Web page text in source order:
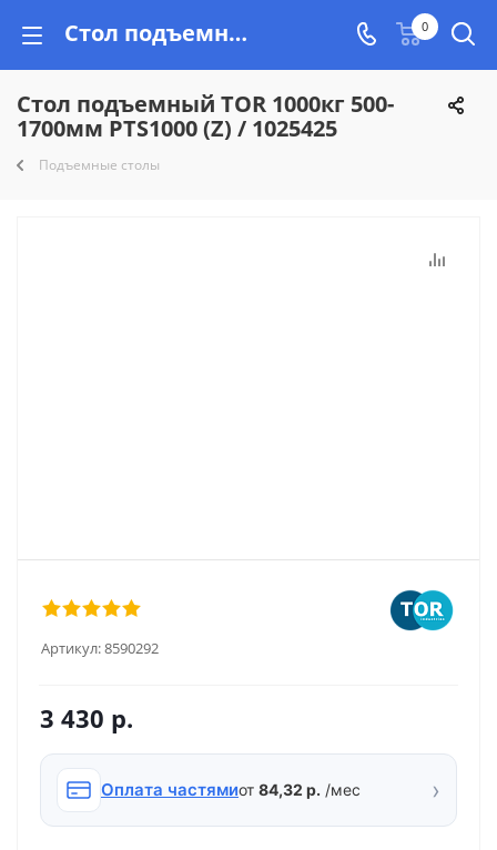
Стол подъемный TOR 1000кг 500-1700мм PTS1000 (Z) / 1025425 купить недорого на Vishop.by, рассрочка! 0
Стол подъемный TOR 1000кг 500-
1700мм PTS1000 (Z) / 1025425
Подъемные столы
Артикул:8590292
3 430 р.
Оплата частямиот 84,32 р. /мес ›